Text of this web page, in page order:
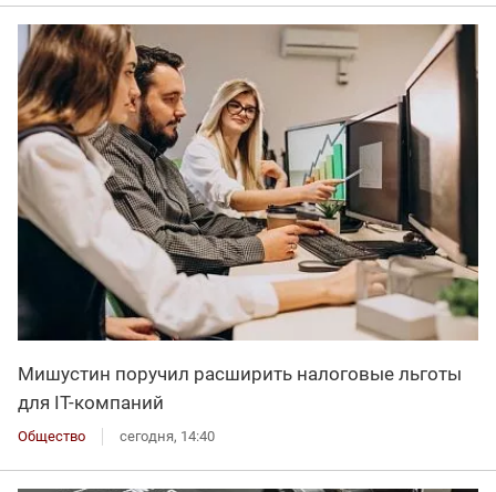
Мишустин поручил расширить налоговые льготы
для IT-компаний
Общество сегодня, 14:40